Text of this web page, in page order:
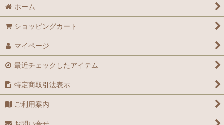
ホーム
ショッピングカート
マイページ
最近チェックしたアイテム
特定商取引法表示
ご利用案内